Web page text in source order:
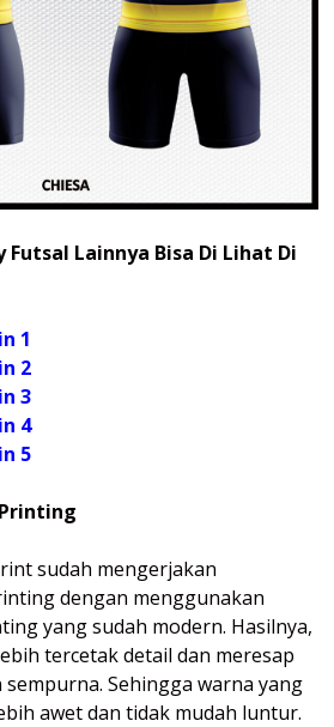
Futsal Lainnya Bisa Di Lihat Di
1
2
3
4
5
sudah mengerjakan
dengan menggunakan
yang sudah modern. Hasilnya,
tercetak detail dan meresap
Sehingga warna yang
awet dan tidak mudah luntur.